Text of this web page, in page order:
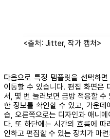
<출처: Jitter, 작가 캡처>
다음으로 특정 템플릿을 선택하
이동할 수 있습니다. 편집 화면은
서, 몇 번 눌러보면 금방 적응할 수
한 정보를 확인할 수 있고, 가운
습, 오른쪽으로는 디자인과 애니
다. 또 하단에는 시간의 흐름에
인하고 편집할 수 있는 장치가 마